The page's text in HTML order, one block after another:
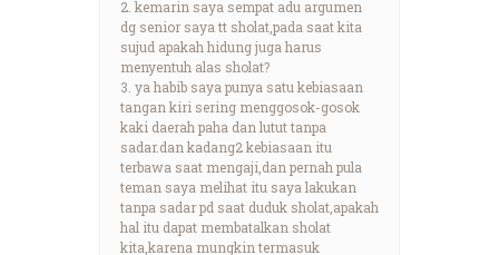
2. kemarin saya sempat adu argumen
dg senior saya tt sholat,pada saat kita
sujud apakah hidung juga harus
menyentuh alas sholat?
3. ya habib saya punya satu kebiasaan
tangan kiri sering menggosok-gosok
kaki daerah paha dan lutut tanpa
sadar.dan kadang2 kebiasaan itu
terbawa saat mengaji,dan pernah pula
teman saya melihat itu saya lakukan
tanpa sadar pd saat duduk sholat,apakah
hal itu dapat membatalkan sholat
kita,karena mungkin termasuk